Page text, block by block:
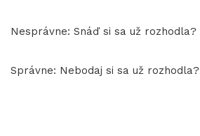
Nesprávne: Snáď si sa už rozhodla?
Správne: Nebodaj si sa už rozhodla?